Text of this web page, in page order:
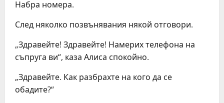
Набра номера.
След няколко позвънявания някой отговори.
„Здравейте! Здравейте! Намерих телефона на
съпруга ви“, каза Алиса спокойно.
„Здравейте. Как разбрахте на кого да се
обадите?“